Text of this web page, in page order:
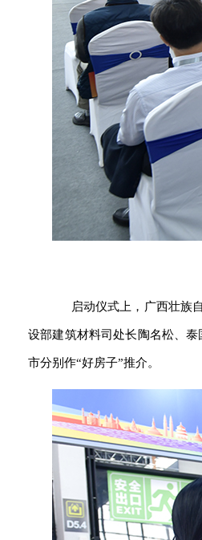
启动仪式上，广西壮族自
设部建筑材料司处长陶名松、
市分别作“好房子”推介。